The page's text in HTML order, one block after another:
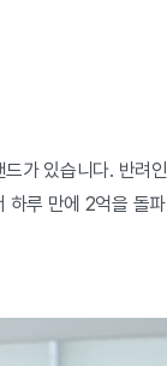
가 있습니다. 반려인
하루 만에 2억을 돌파